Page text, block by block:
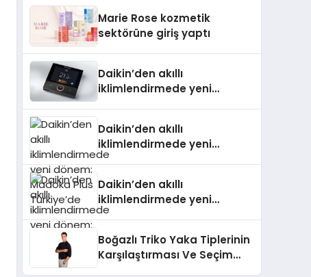
Aldı
Marie Rose kozmetik
sektörüne giriş yaptı
Daikin’den akıllı
iklimlendirmede yeni
Daikin’den akıllı
iklimlendirmede yeni
dönem: Madoka Plus
Daikin’den akıllı
iklimlendirmede yeni
dönem: Madoka Plus
Boğazlı Triko Yaka Tiplerinin
Karşılaştırması Ve Seçim